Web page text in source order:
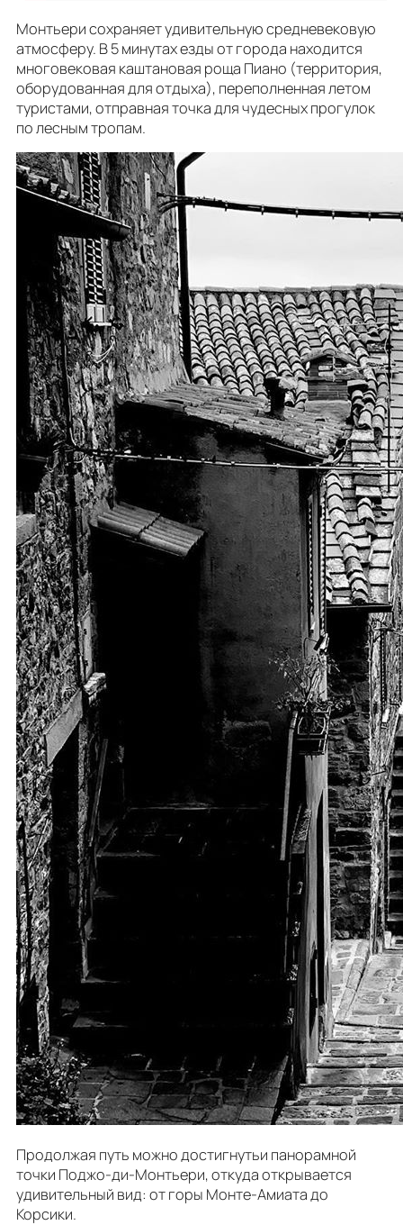
Монтьери сохраняет удивительную средневековую
атмосферу. В 5 минутах езды от города находится
многовековая каштановая роща Пиано (территория,
оборудованная для отдыха), переполненная летом
туристами, отправная точка для чудесных прогулок
по лесным тропам.
Продолжая путь можно достигнутьи панорамной
точки Поджо-ди-Монтьери, откуда открывается
удивительный вид: от горы Монте-Амиата до
Корсики.